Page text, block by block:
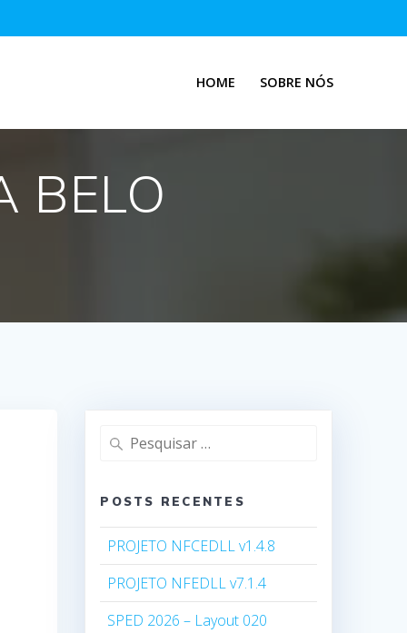
HOME SOBRE NÓS
BELO
Pesquisar
POSTS RECENTES
PROJETO NFCEDLL v1.4.8
PROJETO NFEDLL v7.1.4
SPED 2026 – Layout 020